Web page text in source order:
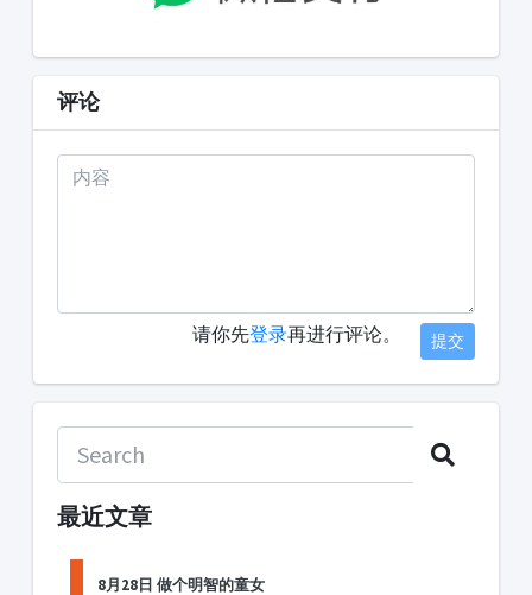
评论
请你先登录再进行评论。 提交
最近文章
8月28日 做个明智的童女